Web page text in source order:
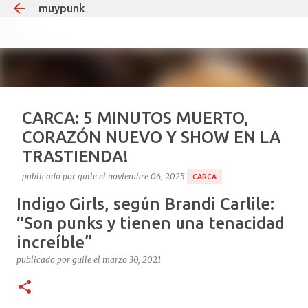
muypunk
CARCA: 5 MINUTOS MUERTO,
CORAZÓN NUEVO Y SHOW EN LA
TRASTIENDA!
publicado por guile el noviembre 06, 2025 CARCA
Si hay un tipo que puede decir “estuve muerto y volví
para dar un recital”, ese es Carca. El
multiinstrumentista que lleva 35 años haciendo ruido
en el under argentino, el mismo que teloneó a Soda
Stereo en Obras y que desde 2008 le pone teclados y
guitarras al delirio Babasónicos, hoy celebra la vida a
1
Indigo Girls, según Brandi Carlile:
“Son punks y tienen una tenacidad
increíble”
publicado por guile el marzo 30, 2021